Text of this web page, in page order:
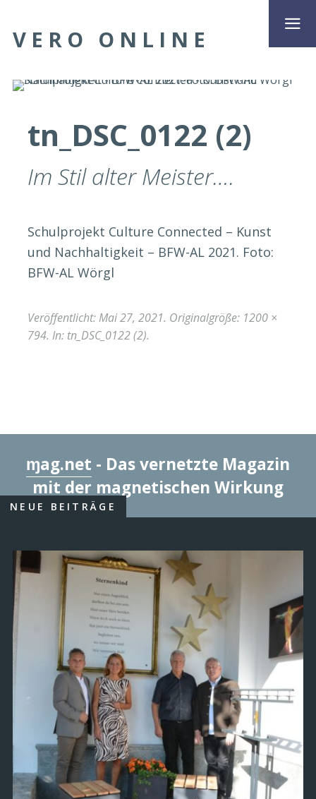
VERO ONLINE
tn_DSC_0122 (2)
Im Stil alter Meister….
Schulprojekt Culture Connected – Kunst
und Nachhaltigkeit – BFW-AL 2021. Foto:
BFW-AL Wörgl
Veröffentlicht:Mai 27, 2021. Originalgröße: 1200 ×
794. In: tn_DSC_0122 (2).
ɱag.net - Das vernetzte Magazin
mit der magnetischen Wirkung
NEUE BEITRÄGE